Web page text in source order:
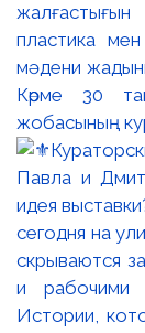
жалғастығын
пластика
мәдени
Көрме 30
жобасының